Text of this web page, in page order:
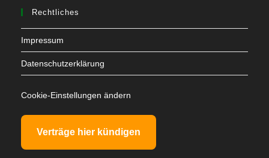
Rechtliches
Impressum
Datenschutzerklärung
Cookie-Einstellungen ändern
Verträge hier kündigen